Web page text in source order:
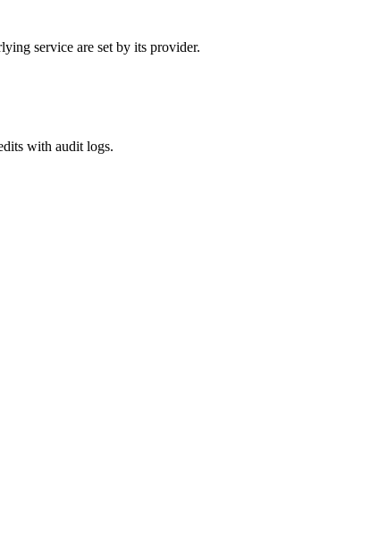
service are set by its provider.
with audit logs.